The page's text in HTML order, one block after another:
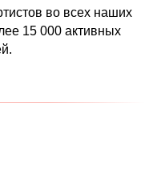
во всех наших
15 000 активных